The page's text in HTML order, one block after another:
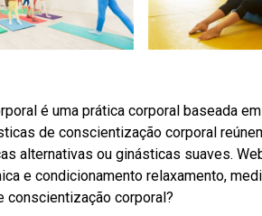
é uma prática corporal baseada
de conscientização corporal
alternativas ou ginásticas suaves.
e condicionamento relaxamento,
conscientização corporal?